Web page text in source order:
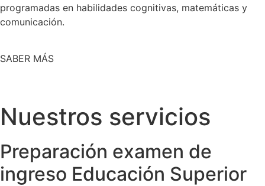
programadas en habilidades cognitivas, matemáticas y
comunicación.
SABER MÁS
Nuestros servicios
Preparación examen de
ingreso Educación Superior